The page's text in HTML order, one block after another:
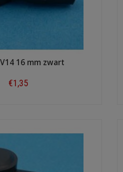
16 mm zwart
€1,35